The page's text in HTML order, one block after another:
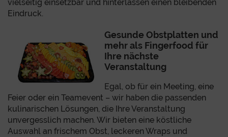
vielseitig einsetzbar und hinterlassen einen bleibenden
Eindruck.
Gesunde Obstplatten und
mehr als Fingerfood für
Ihre nächste
Veranstaltung
Egal, ob für ein Meeting, eine
Feier oder ein Teamevent – wir haben die passenden
kulinarischen Lösungen, die Ihre Veranstaltung
unvergesslich machen. Wir bieten eine köstliche
Auswahl an frischem Obst, leckeren Wraps und